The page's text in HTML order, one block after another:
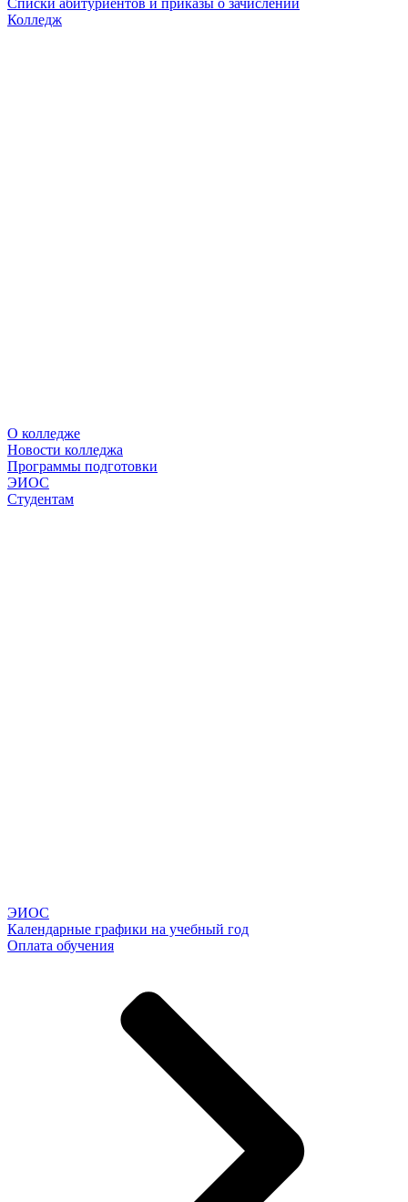
Списки абитуриентов и приказы о зачислении
Колледж
О колледже
Новости колледжа
Программы подготовки
ЭИОС
Студентам
ЭИОС
Календарные графики на учебный год
Оплата обучения